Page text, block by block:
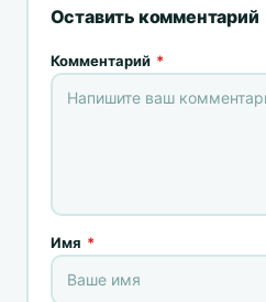
Оставить комментарий
Комментарий *
Имя *